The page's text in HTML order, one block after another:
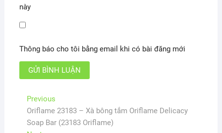
này
Thông báo cho tôi bằng email khi có bài đăng mới
Điều
hướng
PreviousPrevious
post:
Oriflame 23183 – Xà bông tắm Oriflame Delicacy
Soap Bar (23183 Oriflame)